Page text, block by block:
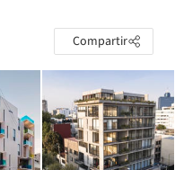
Compartir